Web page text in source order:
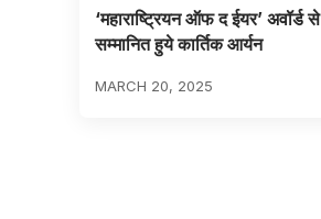
‘महाराष्ट्रियन ऑफ द ईयर’ अवॉर्ड से
सम्मानित हुये कार्तिक आर्यन
MARCH 20, 2025